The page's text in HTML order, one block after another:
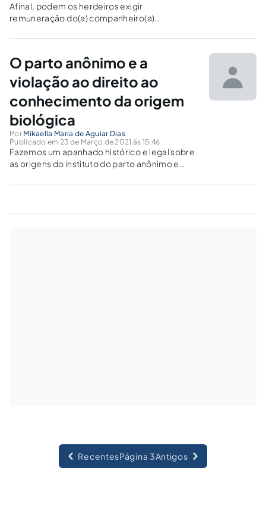
Afinal, podem os herdeiros exigir
remuneração do(a) companheiro(a)
O parto anônimo e a
violação ao direito ao
conhecimento da origem
biológica
Por Mikaella Maria de Aguiar Dias
Publicado em 23 de Março de 2021 às 15:46
Fazemos um apanhado histórico e legal sobre
as origens do instituto do parto anônimo e
que seriam violentados com sua inserção no
RecentesPágina 3Antigos